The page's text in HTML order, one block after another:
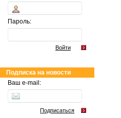
Пароль:
Войти
Подписка на новости
Ваш e-mail:
Подписаться